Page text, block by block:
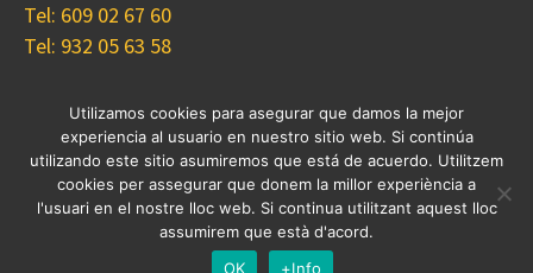
Tel: 609 02 67 60
Tel: 932 05 63 58
Nosotros Proyectos Blog
Contacto
Cookies
© 2017 Copyright, diseñoGuia33 SL, grupo
Empresarial.
Utilizamos cookies para asegurar que damos la mejor
experiencia al usuario en nuestro sitio web. Si continúa
utilizando este sitio asumiremos que está de acuerdo. Utilitzem
cookies per assegurar que donem la millor experiència a
l'usuari en el nostre lloc web. Si continua utilitzant aquest lloc
assumirem que està d'acord.
OK
+Info